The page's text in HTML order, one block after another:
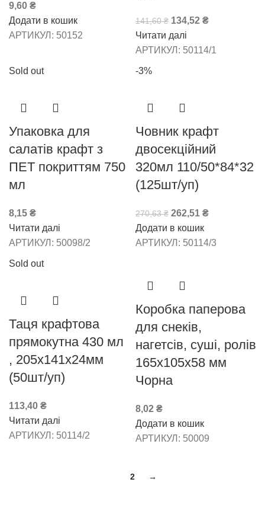
9,60 ₴
Додати в кошик
АРТИКУЛ: 50152
141,60₴ 134,52 ₴
Читати далі
АРТИКУЛ: 50114/1
Sold out
Упаковка для
салатів крафт з
ПЕТ покриттям 750
мл
8,15 ₴
Читати далі
АРТИКУЛ: 50098/2
-3%
Човник крафт
двосекційний
320мл 110/50*84*32
(125шт/уп)
270,63₴ 262,51 ₴
Додати в кошик
АРТИКУЛ: 50114/3
Sold out
Таця крафтова
прямокутна 430 мл
, 205х141х24мм
(50шт/уп)
113,40 ₴
Читати далі
АРТИКУЛ: 50114/2
Коробка паперова
для снеків,
нагетсів, суші, ролів
165х105х58 мм
Чорна
8,02 ₴
Додати в кошик
АРТИКУЛ: 50009
2 →